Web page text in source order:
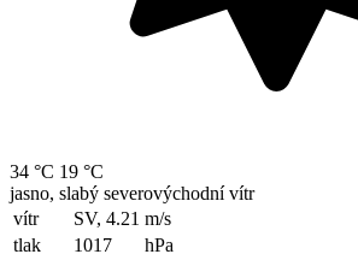
34 °C 19 °C
jasno, slabý severovýchodní vítr
vítr
SV, 4.21 m/s
tlak
1017
hPa